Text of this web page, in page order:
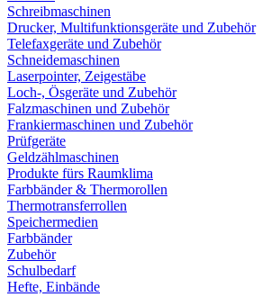
Schreibmaschinen
Drucker, Multifunktionsgeräte und Zubehör
Telefaxgeräte und Zubehör
Schneidemaschinen
Laserpointer, Zeigestäbe
Loch-, Ösgeräte und Zubehör
Falzmaschinen und Zubehör
Frankiermaschinen und Zubehör
Prüfgeräte
Geldzählmaschinen
Produkte fürs Raumklima
Farbbänder & Thermorollen
Thermotransferrollen
Speichermedien
Farbbänder
Zubehör
Schulbedarf
Hefte, Einbände